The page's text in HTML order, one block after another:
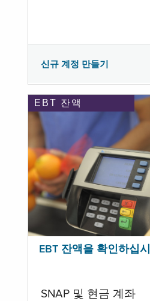
신규 계정 만들기
EBT 잔액
EBT 잔액을 확인하십
SNAP 및 현금 계좌